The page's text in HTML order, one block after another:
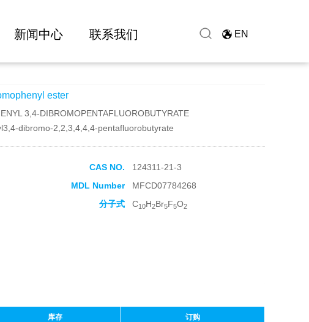
新闻中心 联系我们 EN
ester
3,4-DIBROMOPENTAFLUOROBUTYRATE
dibromo-2,2,3,4,4,4-pentafluorobutyrate
CAS NO.
124311-21-3
MDL Number
MFCD07784268
分子式 C10H2Br5F5O2
库存 订购